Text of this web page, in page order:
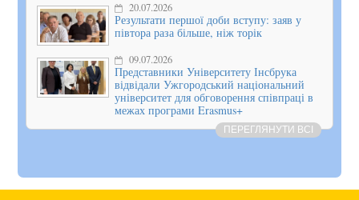
20.07.2026
Результати першої доби вступу: заяв у
півтора раза більше, ніж торік
09.07.2026
Представники Університету Інсбрука
відвідали Ужгородський національний
університет для обговорення співпраці в
межах програми Erasmus+
ПЕРЕГЛЯНУТИ ВСІ